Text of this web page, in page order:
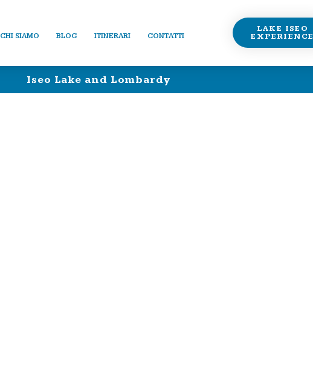
CHI SIAMO BLOG ITINERARI CONTATTI
LAKE ISEO
EXPERIENCE
Iseo Lake and Lombardy